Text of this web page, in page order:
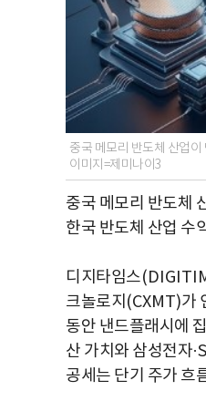
중국 메모리 반도체 산업이
이미지=제미나이3
중국 메모리 반도체
한국 반도체 산업 수
디지타임스
크놀로지 (CXMT)가
동안 낸드플래시에
산 가치와 삼성전자
공세는 단기 주가 흐